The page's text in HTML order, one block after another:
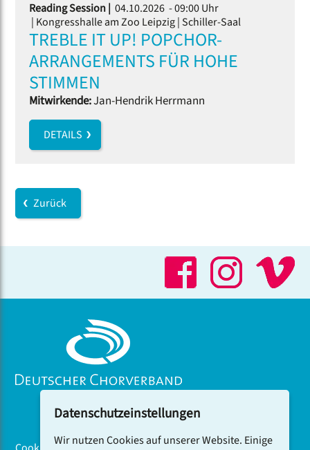
Reading Session | 04.10.2026 - 09:00 Uhr
| Kongresshalle am Zoo Leipzig | Schiller-Saal
TREBLE IT UP! POPCHOR-
ARRANGEMENTS FÜR HOHE
STIMMEN
Mitwirkende:Jan-Hendrik Herrmann
DETAILS
Zurück
Datenschutzeinstellungen
Wir nutzen Cookies auf unserer Website. Einige